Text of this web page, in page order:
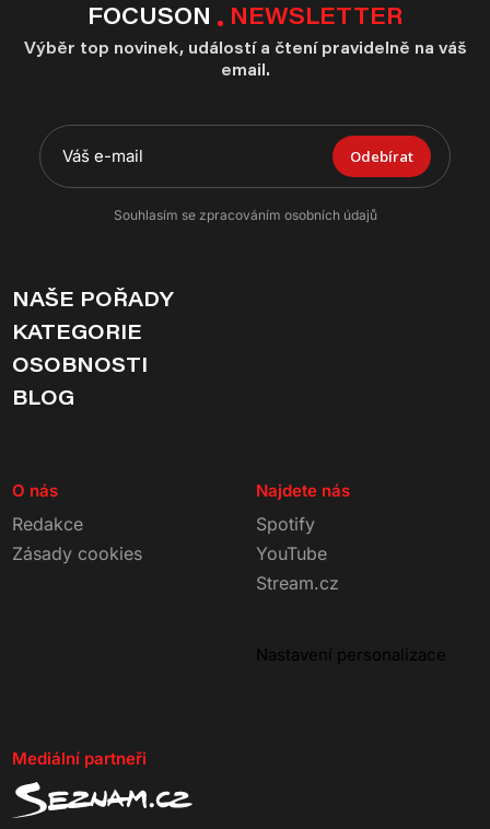
FOCUSON NEWSLETTER
Výběr top novinek, událostí a čtení pravidelně na váš
email.
Odebírat
Souhlasím se zpracováním osobních údajů
NAŠE POŘADY
KATEGORIE
OSOBNOSTI
BLOG
O nás
Redakce
Zásady cookies
Najdete nás
Spotify
YouTube
Stream.cz
Nastavení personalizace
Mediální partneři